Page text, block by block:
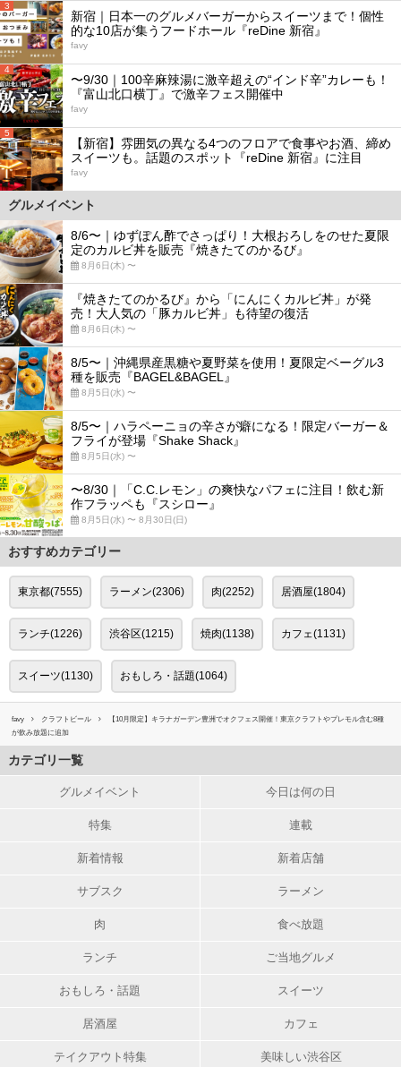
3
新宿｜日本一のグルメバーガーからスイーツまで！個性
的な10店が集うフードホール『reDine 新宿』
favy
4
〜9/30｜100辛麻辣湯に激辛超えの“インド辛”カレーも！
『富山北口横丁』で激辛フェス開催中
favy
5
【新宿】雰囲気の異なる4つのフロアで食事やお酒、締め
スイーツも。話題のスポット『reDine 新宿』に注目
favy
グルメイベント
8/6〜｜ゆずぽん酢でさっぱり！大根おろしをのせた夏限
定のカルビ丼を販売『焼きたてのかるび』
8月6日(木) 〜
『焼きたてのかるび』から「にんにくカルビ丼」が発
売！大人気の「豚カルビ丼」も待望の復活
8月6日(木) 〜
8/5〜｜沖縄県産黒糖や夏野菜を使用！夏限定ベーグル3
種を販売『BAGEL&BAGEL』
8月5日(水) 〜
8/5〜｜ハラペーニョの辛さが癖になる！限定バーガー＆
フライが登場『Shake Shack』
8月5日(水) 〜
〜8/30｜「C.C.レモン」の爽快なパフェに注目！飲む新
作フラッペも『スシロー』
8月5日(水) 〜 8月30日(日)
おすすめカテゴリー
東京都(7555) ラーメン(2306) 肉(2252) 居酒屋(1804)
ランチ(1226) 渋谷区(1215) 焼肉(1138) カフェ(1131)
スイーツ(1130) おもしろ・話題(1064)
favy クラフトビール
【10月限定】キラナガーデン豊洲でオクフェス開催！東京クラフトやプレモル含む8種
が飲み放題に追加
カテゴリ一覧
グルメイベント 今日は何の日
特集 連載
新着情報 新着店舗
サブスク ラーメン
肉 食べ放題
ランチ ご当地グルメ
おもしろ・話題 スイーツ
居酒屋 カフェ
テイクアウト特集 美味しい渋谷区